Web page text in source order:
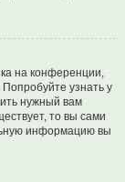
на конференции,
узнать у
нужный вам
то вы сами
информацию вы